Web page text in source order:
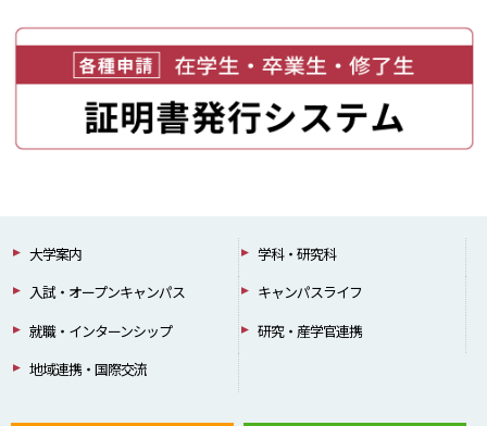
大学案内
学科・研究科
入試・オープンキャンパス
キャンパスライフ
就職・インターンシップ
研究・産学官連携
地域連携・国際交流